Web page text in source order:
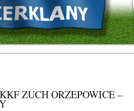
ZUCH ORZEPOWICE –